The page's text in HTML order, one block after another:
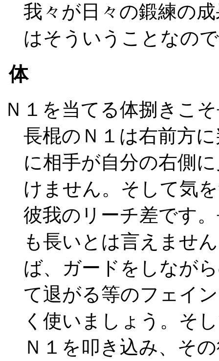
我々が日々の鍛練の
はそういうことなの
体
Ｎ１を当てる体捌きこ
長棍のＮ１は右前方
に相手が自分の右側
けません。そして気
彼我のリーチ差です
も長いとは言えませ
ば、ガードをしなが
て退がる等のフェイ
く使いましょう。そ
Ｎ１を叩き込み、そ